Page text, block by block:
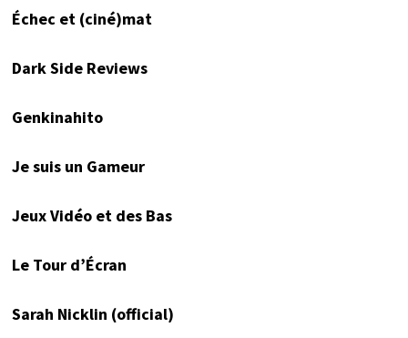
Échec et (ciné)mat
Dark Side Reviews
Genkinahito
Je suis un Gameur
Jeux Vidéo et des Bas
Le Tour d’Écran
Sarah Nicklin (official)